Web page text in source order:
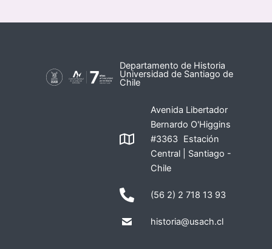
Departamento de Historia
Universidad de Santiago de
Chile
Avenida Libertador
Bernardo O'Higgins
#3363 Estación
Central | Santiago -
Chile
(56 2) 2 718 13 93
historia@usach.cl